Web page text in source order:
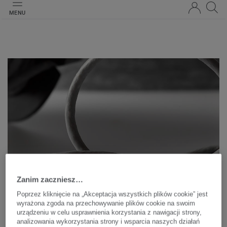
MENU
Sznury Spawalnicze
Sznury spawalnicze służą zabezpieczeniu połączeń
Zanim zaczniesz…
Poprzez kliknięcie na „Akceptacja wszystkich plików cookie” jest
wyrażona zgoda na przechowywanie plików cookie na swoim
urządzeniu w celu usprawnienia korzystania z nawigacji strony,
analizowania wykorzystania strony i wsparcia naszych działań